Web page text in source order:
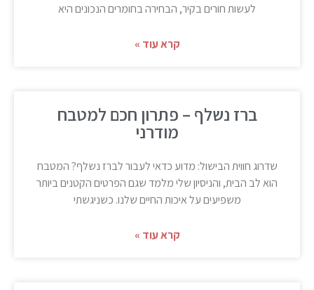
לעשות חורים בקיר, הבחירה בחומרים הנכונים היא
קרא עוד »
ברז נשלף – פתרון חכם למטבח
מודרני
שדרוג חווית הבישול: מדוע כדאי לעבור לברז נשלף? המטבח
הוא לב הבית, והניסיון שלי מלמד שגם הפרטים הקטנים ביותר
משפיעים על איכות החיים שלנו. כשניגשתי
קרא עוד »